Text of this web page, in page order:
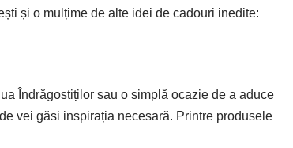
și o mulțime de alte idei de cadouri inedite:
Îndrăgostiților sau o simplă ocazie de a aduce
vei găsi inspirația necesară. Printre produsele